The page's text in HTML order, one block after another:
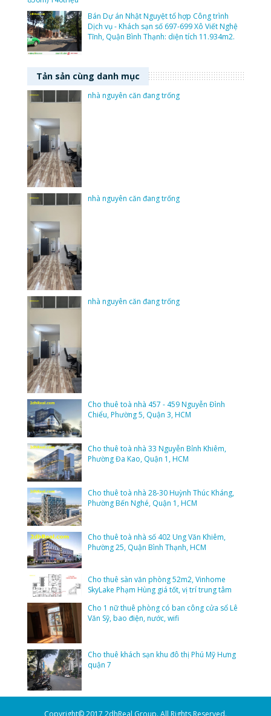
Bán Dự án Nhật Nguyệt tổ hợp Công trình
Dịch vụ - Khách sạn số 697-699 Xô Viết Nghệ
Tĩnh, Quận Bình Thạnh: diện tích 11.934m2.
Tản sản cùng danh mục
nhà nguyên căn đang trống
nhà nguyên căn đang trống
nhà nguyên căn đang trống
Cho thuê toà nhà 457 - 459 Nguyễn Đình
Chiểu, Phường 5, Quận 3, HCM
Cho thuê toà nhà 33 Nguyễn Bỉnh Khiêm,
Phường Đa Kao, Quận 1, HCM
Cho thuê toà nhà 28-30 Huỳnh Thúc Kháng,
Phường Bến Nghé, Quận 1, HCM
Cho thuê toà nhà số 402 Ung Văn Khiêm,
Phường 25, Quận Bình Thạnh, HCM
Cho thuê sàn văn phòng 52m2, Vinhome
SkyLake Phạm Hùng giá tốt, vị trí trung tâm
Cho 1 nữ thuê phòng có ban công cửa sổ Lê
Văn Sỹ, bao điện, nước, wifi
Cho thuê khách sạn khu đô thị Phú Mỹ Hưng
quận 7
Copyright© 2017 2dhReal Group. All Rights Reserved.